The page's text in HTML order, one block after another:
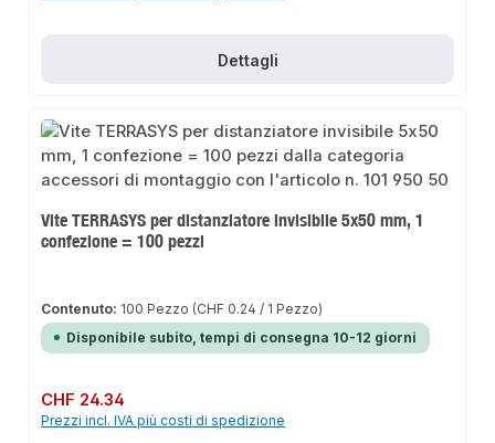
Dettagli
Vite TERRASYS per distanziatore invisibile 5x50 mm, 1
confezione = 100 pezzi
Contenuto: 100 Pezzo (CHF 0.24 / 1 Pezzo)
Disponibile subito, tempi di consegna 10-12 giorni
Prezzo normale:
CHF 24.34
Prezzi incl. IVA più costi di spedizione